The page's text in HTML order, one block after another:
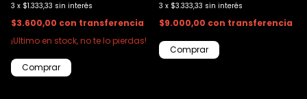
3 x $1.333,33 sin interés
$3.600,00 con transferencia
¡Ultimo en stock, no te lo pierdas!
3 x $3.333,33 sin interés
$9.000,00 con transferencia